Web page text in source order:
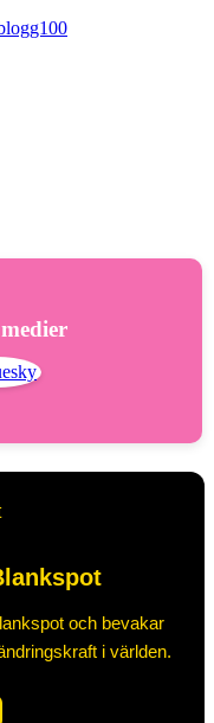
och bevakar
i världen.